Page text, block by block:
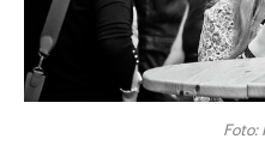
Foto: